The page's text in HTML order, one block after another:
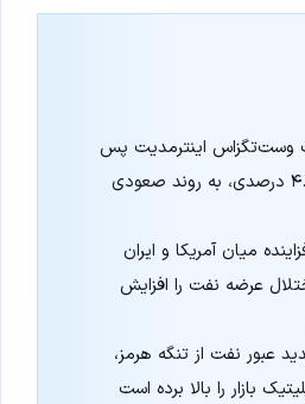
اینترمدیت پس
از جهش ۴.۹ درصدی، به روند صعودی
میان آمریکا و ایران
عرضه نفت را افزایش
عبور نفت از تنگه هرمز،
بازار را بالا برده است